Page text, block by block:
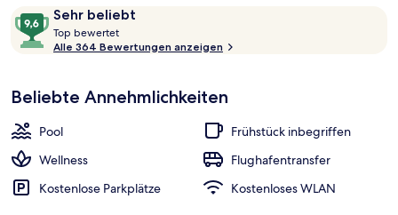
490 €.
Bewertungen
Sehr beliebt
9,6
von
10,
beliebt
Top bewertet
o
b
e
Alle 364 Bewertungen anzeigen
Beliebte Annehmlichkeiten
Pool
Frühstück inbegriffen
Wellness
Flughafentransfer
Kostenlose Parkplätze
Kostenloses WLAN